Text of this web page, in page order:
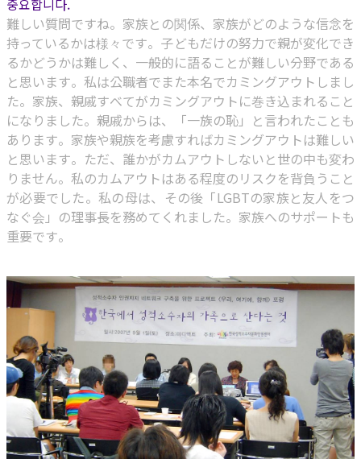
중요합니다.
難しい質問ですね。家族との関係、家族がどのような信念を
持っているかは様々です。子どもだけの努力で親が変化でき
るかどうかは難しく、一般的に語ることが難しい分野である
と思います。私は公職者でまた本名でカミングアウトしまし
た。家族、親戚すべてがカミングアウトに巻き込まれること
になりました。親戚からは、「一族の恥」と言われたことも
あります。家族や親族を考慮すればカミングアウトは難しい
と思います。ただ、誰かがカムアウトしないと世の中も変わ
りません。私のカムアウトはある程度のリスクを背負うこと
が必要でした。私の母は、その後「LGBTの家族と友人をつ
なぐ会」の理事長を務めてくれました。家族へのサポートも
重要です。